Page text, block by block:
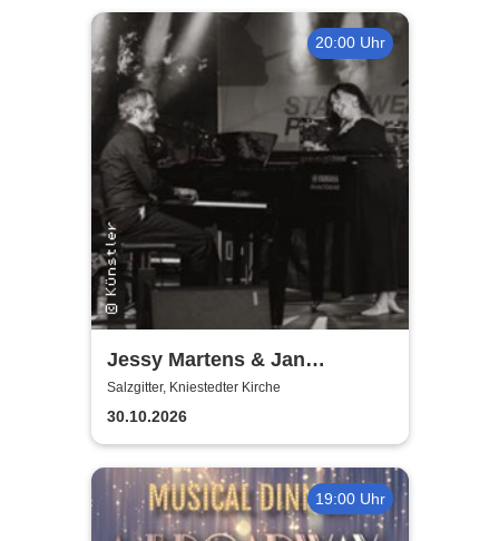
20:00 Uhr
Jessy Martens & Jan
Fischer's Blues Support
Salzgitter, Kniestedter Kirche
30.10.2026
19:00 Uhr